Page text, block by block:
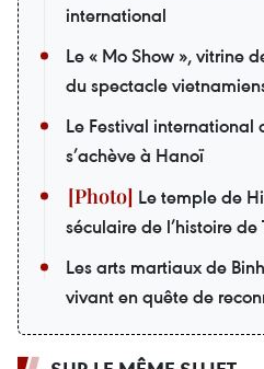
international
Le « Mo Show », vitrine
du spectacle
Le Festival international
s’achève à Hanoï
Le temple de
séculaire de l’histoire
Les arts martiaux de
vivant en quête de